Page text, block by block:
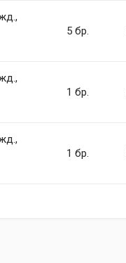
5 бр.
1 бр.
1 бр.